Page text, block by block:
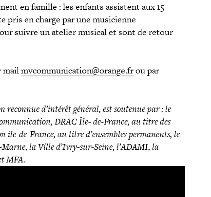
en famille : les enfants assistent aux 15
pris en charge par une musicienne
suivre un atelier musical et sont de retour
mailmvcommunication@orange.frou par
d’intérêt général, est soutenue par : le
DRAC Île- de-France, au titre des
ile-de-France, au titre d’ensembles permanents, le
la Ville d’Ivry-sur-Seine, l’ADAMI, la
MFA.